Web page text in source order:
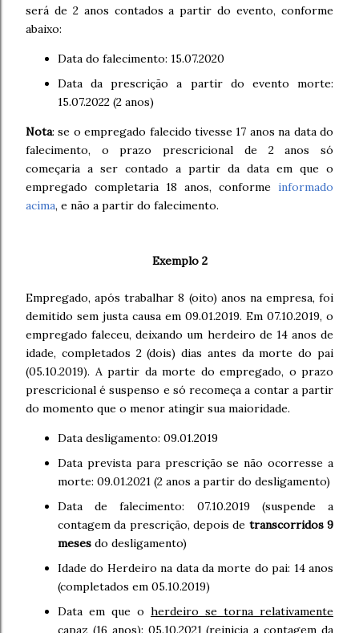
será de 2 anos contados a partir do evento, conforme
abaixo:
Data do falecimento: 15.07.2020
Data da prescrição a partir do evento morte:
15.07.2022 (2 anos)
Nota: se o empregado falecido tivesse 17 anos na data do
falecimento, o prazo prescricional de 2 anos só
começaria a ser contado a partir da data em que o
empregado completaria 18 anos, conforme informado
acima, e não a partir do falecimento.
Exemplo 2
Empregado, após trabalhar 8 (oito) anos na empresa, foi
demitido sem justa causa em 09.01.2019. Em 07.10.2019, o
empregado faleceu, deixando um herdeiro de 14 anos de
idade, completados 2 (dois) dias antes da morte do pai
(05.10.2019). A partir da morte do empregado, o prazo
prescricional é suspenso e só recomeça a contar a partir
do momento que o menor atingir sua maioridade.
Data desligamento: 09.01.2019
Data prevista para prescrição se não ocorresse a
morte: 09.01.2021 (2 anos a partir do desligamento)
Data de falecimento: 07.10.2019 (suspende a
contagem da prescrição, depois de transcorridos 9
meses do desligamento)
Idade do Herdeiro na data da morte do pai: 14 anos
(completados em 05.10.2019)
Data em que o herdeiro se torna relativamente
capaz (16 anos): 05.10.2021 (reinicia a contagem da